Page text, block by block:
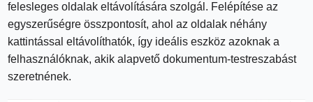
felesleges oldalak eltávolítására szolgál. Felépítése az
egyszerűségre összpontosít, ahol az oldalak néhány
kattintással eltávolíthatók, így ideális eszköz azoknak a
felhasználóknak, akik alapvető dokumentum-testreszabást
szeretnének.